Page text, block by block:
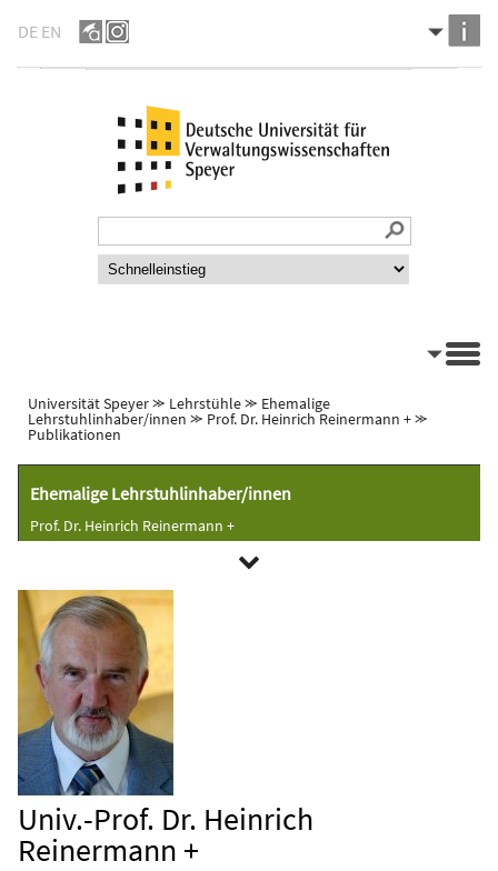
DE EN
Universität Speyer⪼ Lehrstühle⪼ Ehemalige
Lehrstuhlinhaber/innen ⪼ Prof. Dr. Heinrich Reinermann +⪼
Publikationen
Ehemalige Lehrstuhlinhaber/innen
Prof. Dr. Heinrich Reinermann +
Univ.-Prof. Dr. Heinrich
Reinermann +